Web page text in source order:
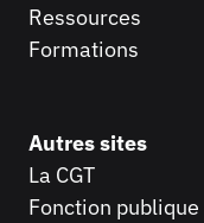
Ressources
Formations
Autres sites
La CGT
Fonction publique